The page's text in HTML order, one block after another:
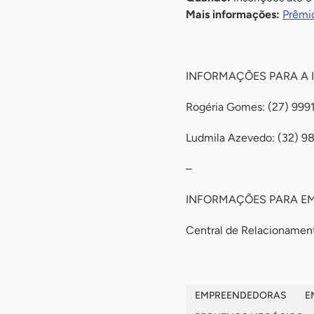
Mais informações:
INFORMAÇÕES PARA A
Rogéria Gomes: (27)
Ludmila Azevedo: (32)
–
INFORMAÇÕES PARA
Central de
EMPREENDEDORAS